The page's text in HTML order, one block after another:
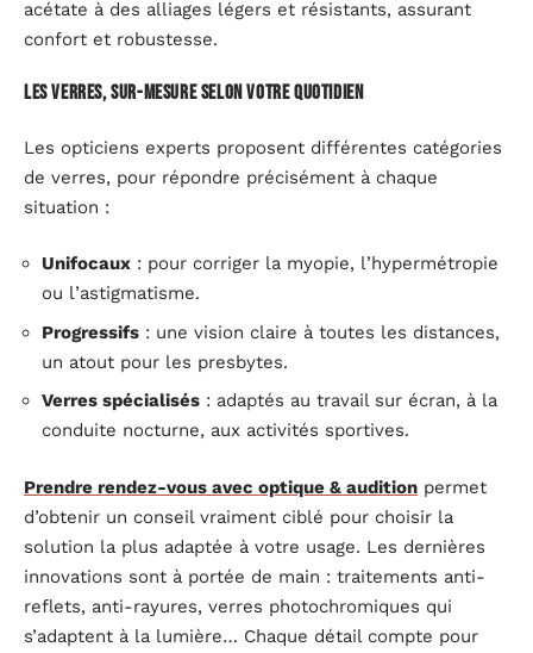
acétate à des alliages légers et résistants, assurant
confort et robustesse.
Les verres, sur-mesure selon votre quotidien
Les opticiens experts proposent différentes catégories
de verres, pour répondre précisément à chaque
situation :
Unifocaux : pour corriger la myopie, l’hypermétropie
ou l’astigmatisme.
Progressifs : une vision claire à toutes les distances,
un atout pour les presbytes.
Verres spécialisés : adaptés au travail sur écran, à la
conduite nocturne, aux activités sportives.
Prendre rendez-vous avec optique & audition permet
d’obtenir un conseil vraiment ciblé pour choisir la
solution la plus adaptée à votre usage. Les dernières
innovations sont à portée de main : traitements anti-
reflets, anti-rayures, verres photochromiques qui
s’adaptent à la lumière… Chaque détail compte pour